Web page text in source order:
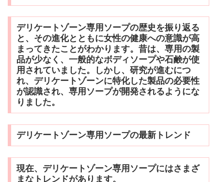
デリケートゾーン専用ソープの歴史を振り返る
と、その進化とともに女性の健康への意識が高
まってきたことがわかります。昔は、専用の製
品が少なく、一般的なボディソープや石鹸が使
用されていました。しかし、研究が進むにつ
れ、デリケートゾーンに特化した製品の必要性
が認識され、専用ソープが開発されるようにな
りました。
デリケートゾーン専用ソープの最新トレンド
現在、デリケートゾーン専用ソープにはさまざ
まなトレンドがあります。